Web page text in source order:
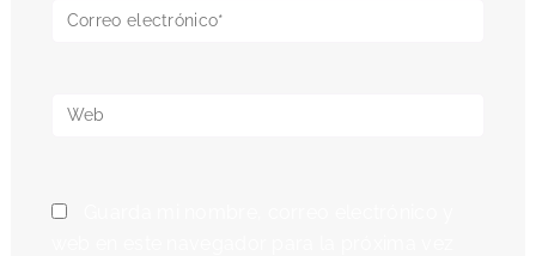
Correo
Web